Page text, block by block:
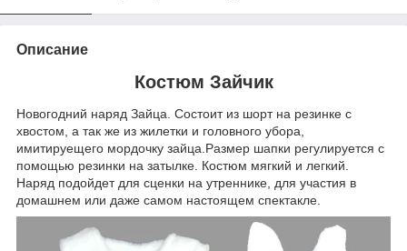
Описание
Костюм Зайчик
Новогодний наряд Зайца. Состоит из шорт на резинке с
хвостом, а так же из жилетки и головного убора,
имитируещего мордочку зайца.Размер шапки регулируется с
помощью резинки на затылке. Костюм мягкий и легкий.
Наряд подойдет для сценки на утреннике, для участия в
домашнем или даже самом настоящем спектакле.